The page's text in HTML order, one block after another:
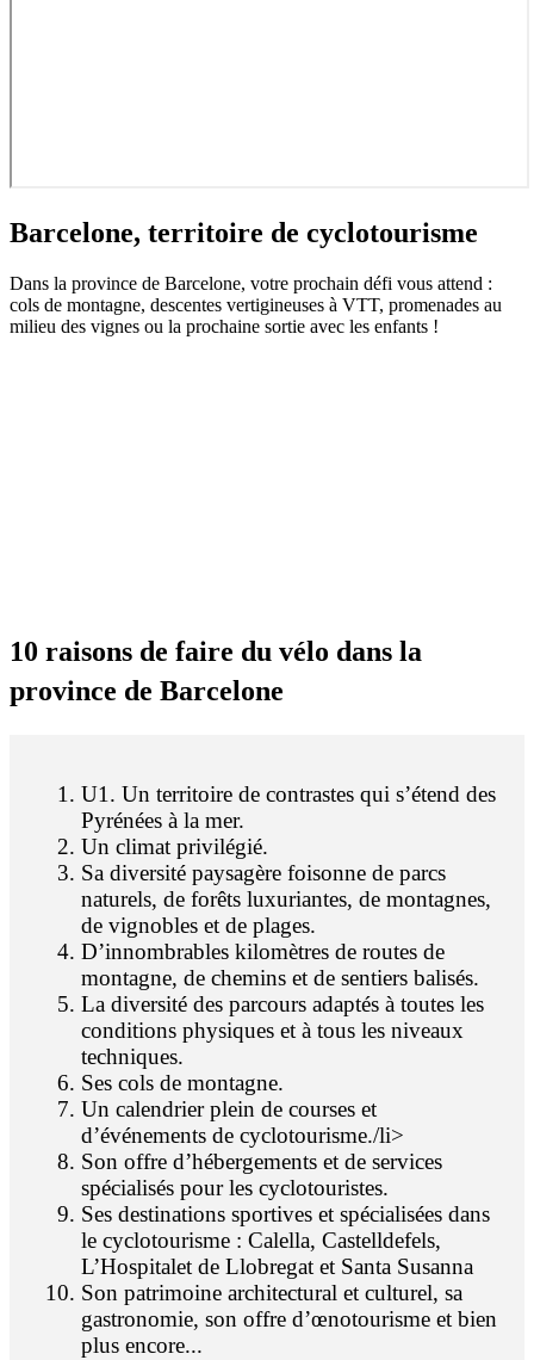
Barcelone, territoire de cyclotourisme
Dans la province de Barcelone, votre prochain défi vous attend :
cols de montagne, descentes vertigineuses à VTT, promenades au
milieu des vignes ou la prochaine sortie avec les enfants !
10 raisons de faire du vélo dans la
province de Barcelone
U1. Un territoire de contrastes qui s’étend des
Pyrénées à la mer.
Un climat privilégié.
Sa diversité paysagère foisonne de parcs
naturels, de forêts luxuriantes, de montagnes,
de vignobles et de plages.
D’innombrables kilomètres de routes de
montagne, de chemins et de sentiers balisés.
La diversité des parcours adaptés à toutes les
conditions physiques et à tous les niveaux
techniques.
Ses cols de montagne.
Un calendrier plein de courses et
d’événements de cyclotourisme./li>
Son offre d’hébergements et de services
spécialisés pour les cyclotouristes.
Ses destinations sportives et spécialisées dans
le cyclotourisme : Calella, Castelldefels,
L’Hospitalet de Llobregat et Santa Susanna
Son patrimoine architectural et culturel, sa
gastronomie, son offre d’œnotourisme et bien
plus encore...